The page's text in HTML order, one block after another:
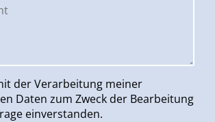
der Verarbeitung meiner
Daten zum Zweck der Bearbeitung
einverstanden.